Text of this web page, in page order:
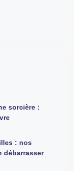
sorcière :
: nos
débarrasser